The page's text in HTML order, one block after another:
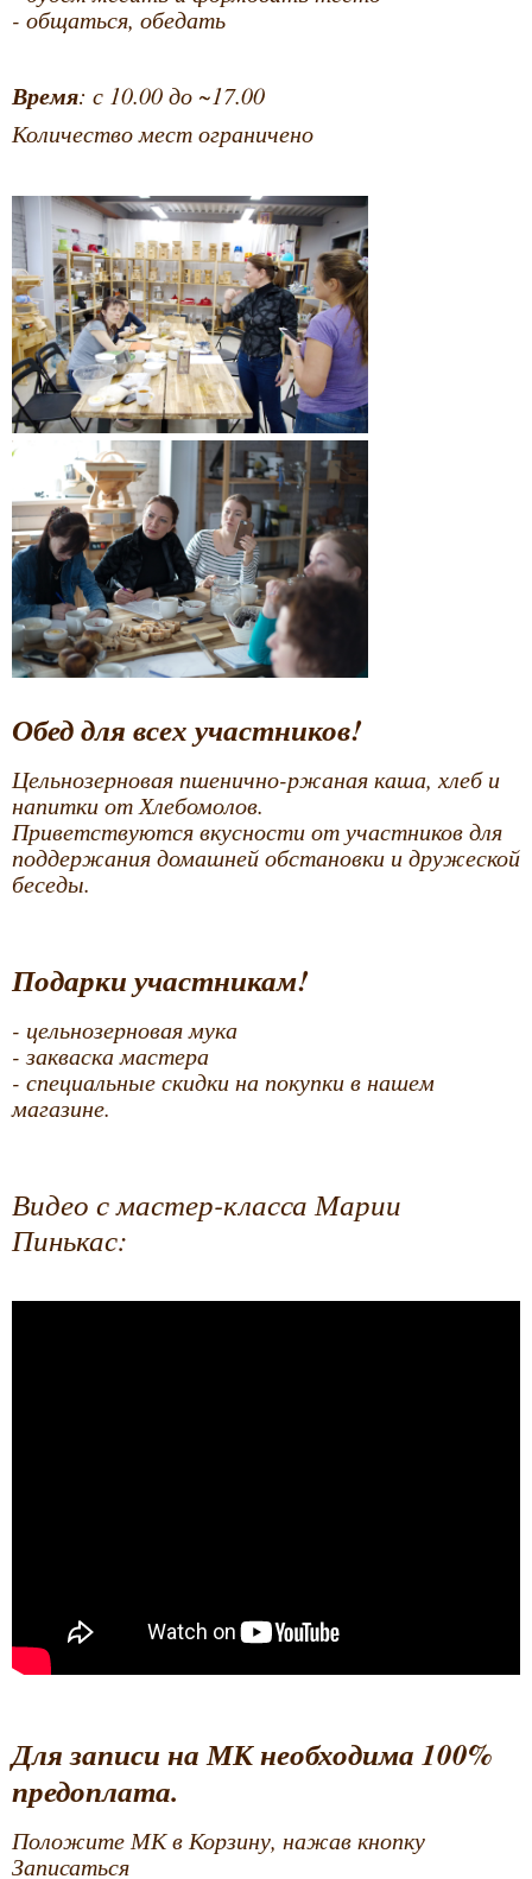
- общаться, обедать
Время: с 10.00 до ~17.00
Количество мест ограничено
Обед для всех участников!
Цельнозерновая пшенично-ржаная каша, хлеб и
напитки от Хлебомолов.
Приветствуются вкусности от участников для
поддержания домашней обстановки и дружеской
беседы.
Подарки участникам!
- цельнозерновая мука
- закваска мастера
- специальные скидки на покупки в нашем
магазине.
Видео с мастер-класса Марии
Пинькас:
Для записи на МК необходима 100%
предоплата.
Положите МК в Корзину, нажав кнопку
Записаться